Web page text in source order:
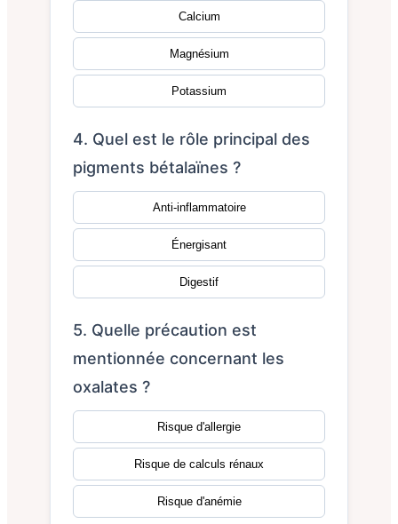
Calcium
Magnésium
Potassium
4. Quel est le rôle principal des
pigments bétalaïnes ?
Anti-inflammatoire
Énergisant
Digestif
5. Quelle précaution est
mentionnée concernant les
oxalates ?
Risque d'allergie
Risque de calculs rénaux
Risque d'anémie